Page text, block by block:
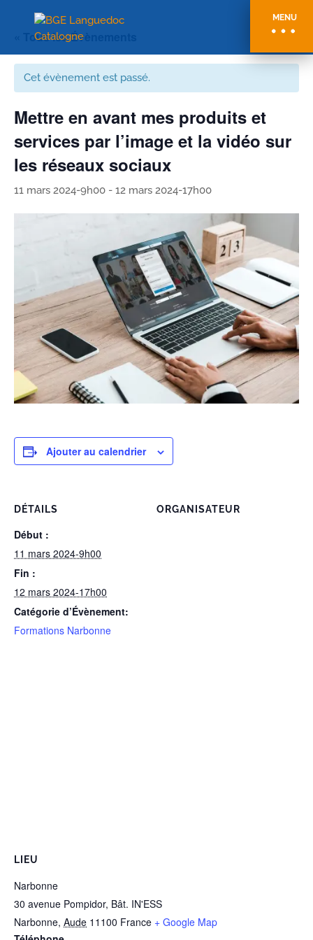
MENU
« Tous les Évènements
Cet évènement est passé.
Mettre en avant mes produits et
services par l’image et la vidéo sur
les réseaux sociaux
11 mars 2024-9h00 - 12 mars 2024-17h00
Ajouter au calendrier
DÉTAILS
Début :
11 mars 2024-9h00
Fin :
12 mars 2024-17h00
Catégorie d’Évènement:
Formations Narbonne
ORGANISATEUR
LIEU
Narbonne
30 avenue Pompidor, Bât. IN'ESS
Narbonne, Aude 11100 France + Google Map